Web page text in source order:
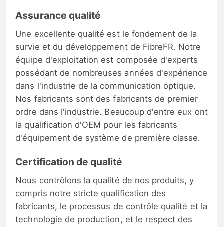
Assurance qualité
Une excellente qualité est le fondement de la
survie et du développement de FibreFR. Notre
équipe d'exploitation est composée d'experts
possédant de nombreuses années d'expérience
dans l'industrie de la communication optique.
Nos fabricants sont des fabricants de premier
ordre dans l'industrie. Beaucoup d'entre eux ont
la qualification d'OEM pour les fabricants
d'équipement de système de première classe.
Certification de qualité
Nous contrôlons la qualité de nos produits, y
compris notre stricte qualification des
fabricants, le processus de contrôle qualité et la
technologie de production, et le respect des